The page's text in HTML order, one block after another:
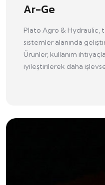
Ar-Ge
Plato Agro & Hydraulic,
sistemler alanında
Ürünler, kullanım
iyileştirilerek daha